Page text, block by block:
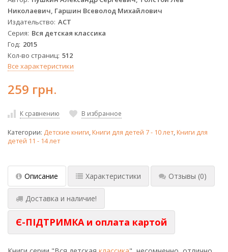
Николаевич, Гаршин Всеволод Михайлович
Издательство АСТ
Серия Вся детская классика
Год 2015
Кол-во страниц 512
Все характеристики
259 грн.
К сравнению В избранное
Категории: Детские книги,Книги для детей 7 - 10 лет,Книги для
детей 11 - 14 лет
Описание Характеристики Отзывы (0)
Доставка и наличие!
Є-ПІДТРИМКА и оплата картой